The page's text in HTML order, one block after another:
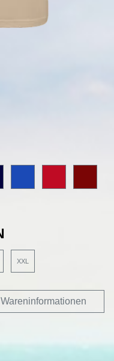
XXL
Wareninformationen